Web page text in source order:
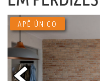
APÊ ÚNICO